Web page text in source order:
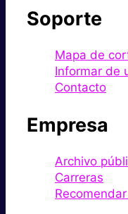
Soporte
Mapa de
Informar de
Contacto
Empresa
Archivo
Carreras